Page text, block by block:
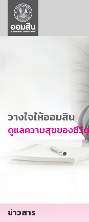
ลูกค้าธุรกิจ
ลูกค้าผู้ประกอบรา
การพัฒนาที่ยั่งยืน
ข่าวสาร
บริการทางการเงิ
อื่นๆ
วางใจให้ออมสิน
ดูแลความสุขของชี
ข่าวสาร